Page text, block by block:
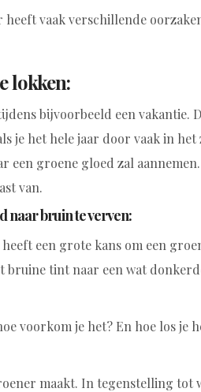
vaak verschillende
lokken:
bijvoorbeeld een vakantie.
je het hele jaar door vaak in
een groene gloed zal
van.
naar bruin te verven:
een grote kans om een
bruine tint naar een wat
voorkom je het? En hoe los je
maakt. In tegenstelling tot